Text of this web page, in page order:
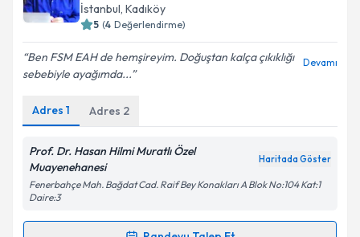
İstanbul, Kadıköy
5 (4 Değerlendirme)
Ben FSM EAH de hemşireyim. Doğuştan kalça çıkıklığı
sebebiyle ayağımda...
Devamı
Adres 1 Adres 2
Prof. Dr. Hasan Hilmi Muratlı Özel
Muayenehanesi
Haritada Göster
Fenerbahçe Mah. Bağdat Cad. Raif Bey Konakları A Blok No:104 Kat:1
Daire:3